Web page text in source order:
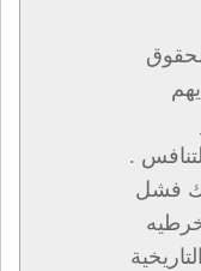
.
فشل